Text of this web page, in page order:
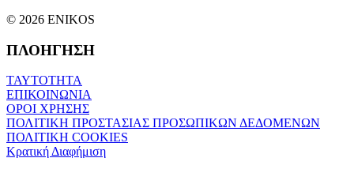
© 2026 ENIKOS
ΠΛΟΗΓΗΣΗ
ΤΑΥΤΟΤΗΤΑ
ΕΠΙΚΟΙΝΩΝΙΑ
ΟΡΟΙ ΧΡΗΣΗΣ
ΠΟΛΙΤΙΚΗ ΠΡΟΣΤΑΣΙΑΣ ΠΡΟΣΩΠΙΚΩΝ ΔΕΔΟΜΕΝΩΝ
ΠΟΛΙΤΙΚΗ COOKIES
Κρατική Διαφήμιση